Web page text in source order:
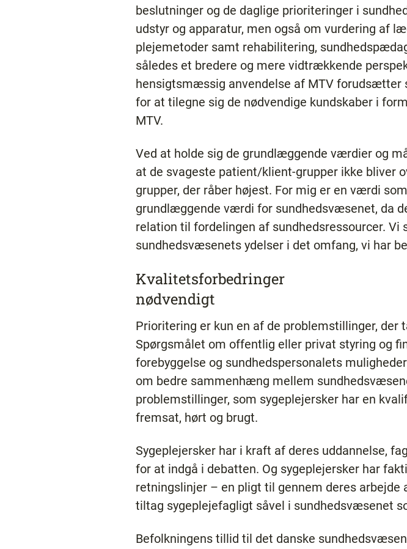
beslutninger og de daglige prioriteringer i
udstyr og apparatur, men også om vurdering af
plejemetoder samt rehabilitering,
således et bredere og mere vidtrækkende
hensigtsmæssig anvendelse af MTV forudsætter
for at tilegne sig de nødvendige kundskaber i
MTV.
Ved at holde sig de grundlæggende værdier og
at de svageste patient/klient-grupper ikke bliver
grupper, der råber højest. For mig er en værdi
grundlæggende værdi for sundhedsvæsenet, da
relation til fordelingen af sundhedsressourcer. Vi
sundhedsvæsenets ydelser i det omfang, vi har
Kvalitetsforbedringer
nødvendigt
Prioritering er kun en af de problemstillinger,
Spørgsmålet om offentlig eller privat styring og
forebyggelse og sundhedspersonalets
om bedre sammenhæng mellem
problemstillinger, som sygeplejersker har en
fremsat, hørt og brugt.
Sygeplejersker har i kraft af deres uddannelse,
for at indgå i debatten. Og sygeplejersker har
retningslinjer – en pligt til gennem deres
tiltag sygeplejefagligt såvel i sundhedsvæsenet
Befolkningens tillid til det danske